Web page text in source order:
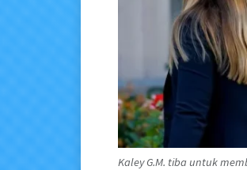
Kaley G.M. tiba untuk